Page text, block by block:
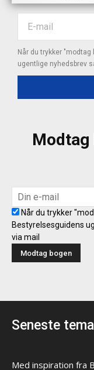
Når du trykker
ugentlige nyhedsbrev
Modtag
Når du trykker
Bestyrelsesguidens
via mail
Seneste tema
Med inspiration fra